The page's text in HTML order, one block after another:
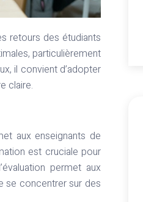
particulièrement
il convient d’adopter
claire.
aux enseignants de
est cruciale pour
permet aux
se concentrer sur des